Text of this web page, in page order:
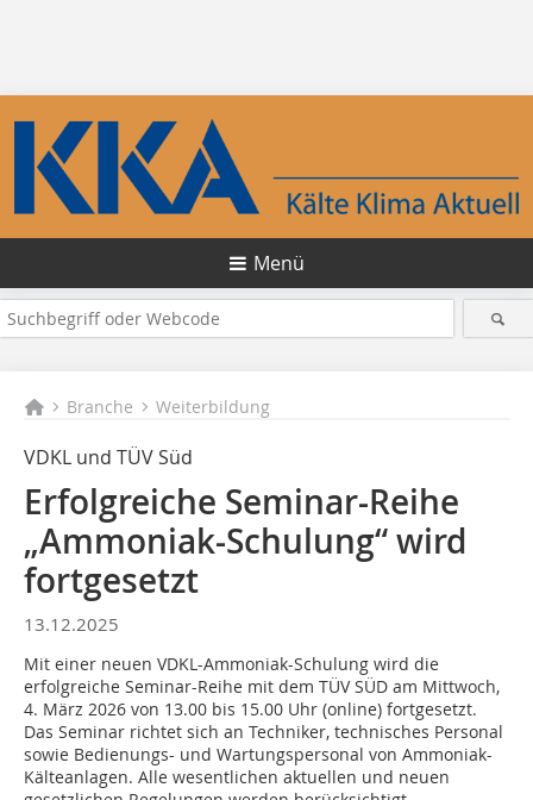
Menü
Branche Weiterbildung
VDKL und TÜV Süd
Erfolgreiche Seminar-Reihe
„Ammoniak-Schulung“ wird
fortgesetzt
13.12.2025
Mit einer neuen VDKL-Ammoniak-Schulung wird die
erfolgreiche Seminar-Reihe mit dem TÜV SÜD am Mittwoch,
4. März 2026 von 13.00 bis 15.00 Uhr (online) fortgesetzt.
Das Seminar richtet sich an Techniker, technisches Personal
sowie Bedienungs- und Wartungspersonal von Ammoniak-
Kälteanlagen. Alle wesentlichen aktuellen und neuen